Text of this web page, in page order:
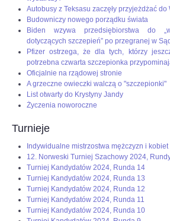
Autobusy z Teksasu zaczęły przyjeżdżać do
Budowniczy nowego porządku świata
Biden wzywa przedsiębiorstwa do
dotyczących szczepień” po przegranej w
Pfizer ostrzega, że dla tych, którzy
potrzebna czwarta szczepionka
Oficjalnie na rządowej stronie
A grzeczne owieczki walczą o "szczepionki"
List otwarty do Krystyny Jandy
Życzenia noworoczne
Turnieje
Indywidualne mistrzostwa mężczyzn i
12. Norweski Turniej Szachowy 2024,
Turniej Kandydatów 2024, Runda 14
Turniej Kandydatów 2024, Runda 13
Turniej Kandydatów 2024, Runda 12
Turniej Kandydatów 2024, Runda 11
Turniej Kandydatów 2024, Runda 10